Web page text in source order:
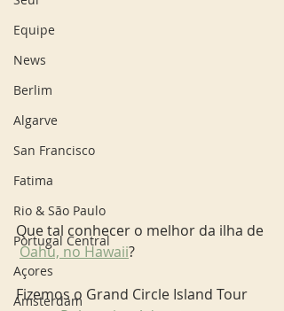
Equipe
News
Berlim
Algarve
San Francisco
Fatima
Rio & São Paulo
Portugal Central
Açores
Amsterdam
Que tal conhecer o melhor da ilha de
Oahu, no Hawaii?
Fizemos o Grand Circle Island Tour